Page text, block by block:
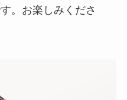
。お楽しみくださ